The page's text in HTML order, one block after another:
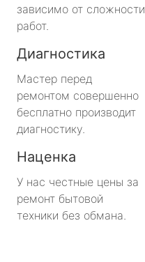
зависимо от сложности
работ.
Диагностика
Мастер перед
ремонтом совершенно
бесплатно производит
диагностику.
Наценка
У нас честные цены за
ремонт бытовой
техники без обмана.